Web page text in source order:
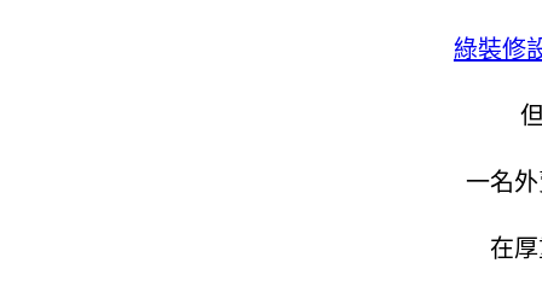
綠裝修
一名
在